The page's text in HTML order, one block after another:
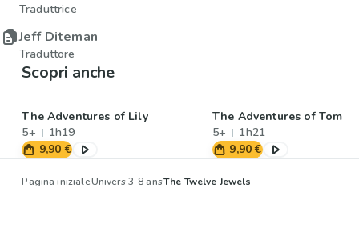
Traduttrice
Jeff Diteman
Traduttore
Scopri anche
The Adventures of Lily
5+
1h19
9,90 €
The Adventures of Tom
5+
1h21
9,90 €
Pagina inizialeUnivers 3-8 ansThe Twelve Jewels